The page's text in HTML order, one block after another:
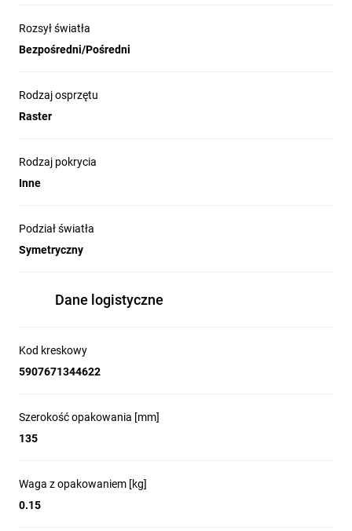
Rozsył światła
Bezpośredni/Pośredni
Rodzaj osprzętu
Raster
Rodzaj pokrycia
Inne
Podział światła
Symetryczny
Dane logistyczne
Kod kreskowy
5907671344622
Szerokość opakowania [mm]
135
Waga z opakowaniem [kg]
0.15